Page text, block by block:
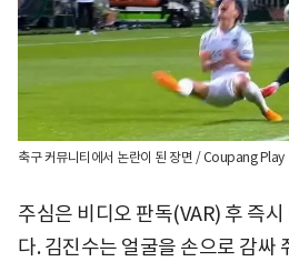
축구 커뮤니티에서 논란이 된 장면 / Coupang Play
주심은 비디오 판독(VAR) 후 즉
다. 김진수는 얼굴을 손으로 감싸